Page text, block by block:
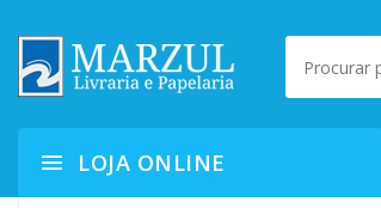
LOJA ONLINE